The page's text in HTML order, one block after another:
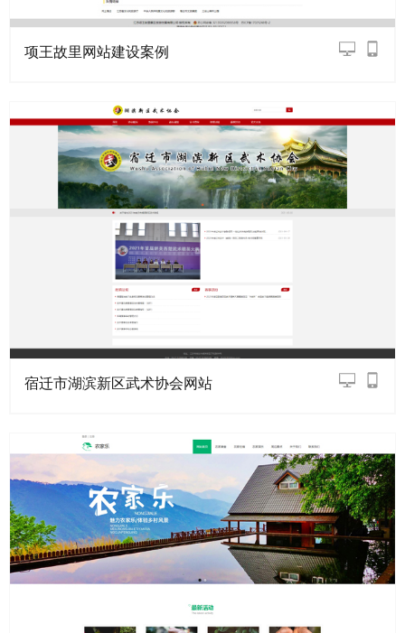
项王故里网站建设案例
宿迁市湖滨新区武术协会网站